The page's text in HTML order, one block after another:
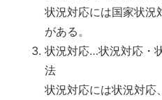
状況対応には国家状況
がある。
状況対応…状況対応・
法
状況対応には状況対応